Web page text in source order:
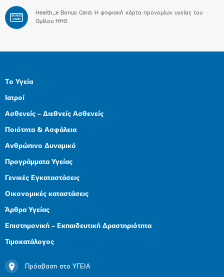
BONUS
CARD
Health_e Bonus Card: H ψηφιακή κάρτα προνομίων υγείας του
Ομίλου HHG
Το Υγεία
Ιατροί
Ασθενείς – Διεθνείς Ασθενείς
Ποιότητα & Ασφάλεια
Ανθρώπινο Δυναμικό
Προγράμματα Υγείας
Γενικές Εγκαταστάσεις
Οικονομικές καταστάσεις
Άρθρα Υγείας
Επιστημονική – Εκπαιδευτική Δραστηριότητα
Τιμοκατάλογος
Πρόσβαση στο ΥΓΕΙΑ